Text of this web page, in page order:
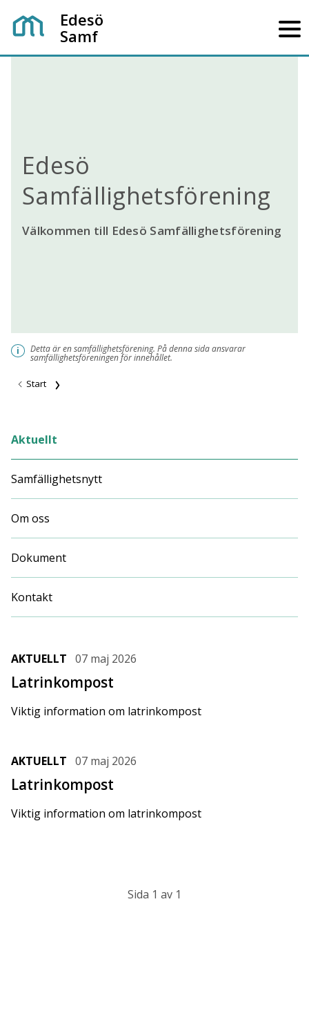
Edesö
Samf
Edesö
Samfällighetsförening
Välkommen till Edesö Samfällighetsförening
i Detta är en samfällighetsförening. På denna sida ansvarar
samfällighetsföreningen för innehållet.
Start
Aktuellt
Samfällighetsnytt
Om oss
Dokument
Kontakt
AKTUELLT 07 maj 2026
Latrinkompost
Viktig information om latrinkompost
AKTUELLT 07 maj 2026
Latrinkompost
Viktig information om latrinkompost
Sida 1 av 1